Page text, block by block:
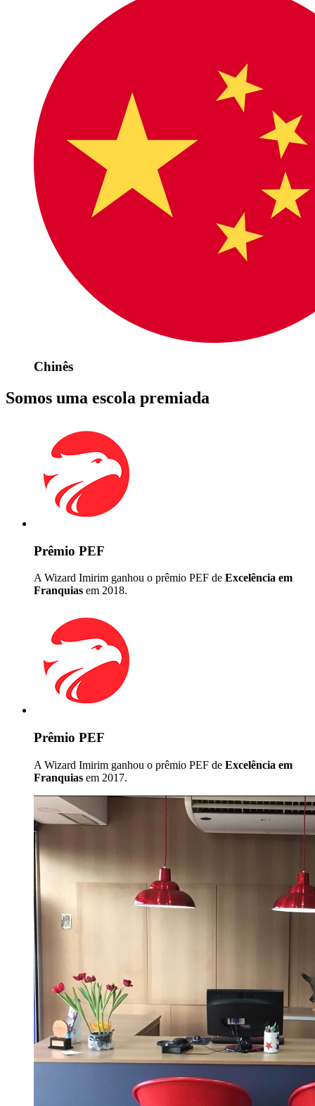
Chinês
Somos uma escola premiada
Prêmio PEF
A Wizard Imirim ganhou o prêmio PEF de Excelência em
Franquias em 2018.
Prêmio PEF
A Wizard Imirim ganhou o prêmio PEF de Excelência em
Franquias em 2017.